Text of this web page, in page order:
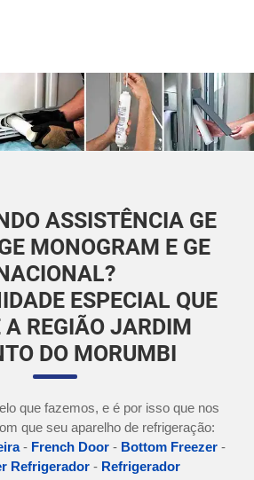
ASSISTÊNCIA GE
MONOGRAM E GE
ESPECIAL QUE
A REGIÃO JARDIM
DO MORUMBI
que fazemos, e é por isso que nos
que seu aparelho de refrigeração:
- French Door - Bottom Freezer -
Refrigerador - Refrigerador